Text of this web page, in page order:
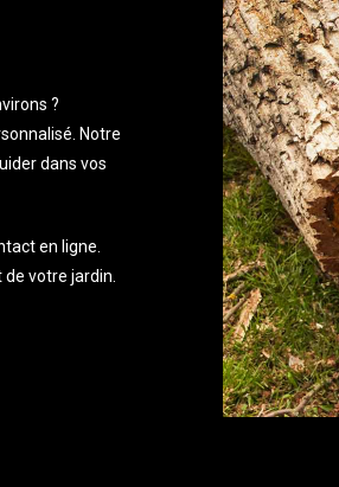
?
Notre
dans vos
en ligne.
votre jardin.